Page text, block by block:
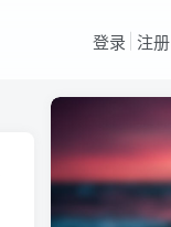
登录 注册